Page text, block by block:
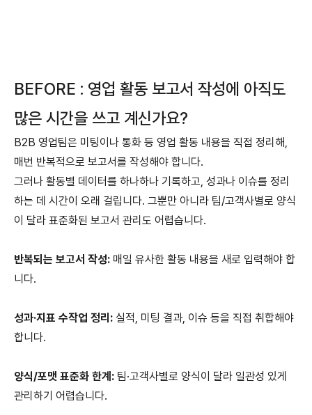
BEFORE : 영업 활동 보고서 작성에 아직도
많은 시간을 쓰고 계신가요?
B2B 영업팀은 미팅이나 통화 등 영업 활동 내용을 직접 정리해,
매번 반복적으로 보고서를 작성해야 합니다.
그러나 활동별 데이터를 하나하나 기록하고, 성과나 이슈를 정리
하는 데 시간이 오래 걸립니다. 그뿐만 아니라 팀/고객사별로 양식
이 달라 표준화된 보고서 관리도 어렵습니다.
반복되는 보고서 작성: 매일 유사한 활동 내용을 새로 입력해야 합
니다.
성과·지표 수작업 정리: 실적, 미팅 결과, 이슈 등을 직접 취합해야
합니다.
양식/포맷 표준화 한계: 팀·고객사별로 양식이 달라 일관성 있게
관리하기 어렵습니다.